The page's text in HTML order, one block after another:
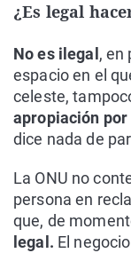
¿Es legal
No es ilegal , en
espacio en el
celeste,
apropiación
dice nada de
La ONU no
persona en
que, de
legal. El